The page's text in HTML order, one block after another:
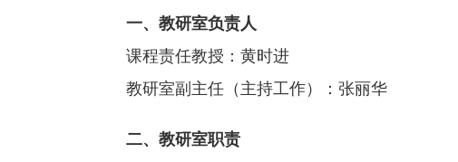
一、教研室负责人
课程责任教授：黄时进
教研室副主任（主持工作）：张丽华
二、教研室职责